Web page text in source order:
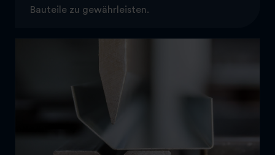
Bauteile zu gewährleisten.